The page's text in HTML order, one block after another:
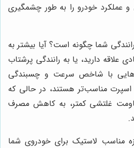
عملکرد خودرو را به طور چشمگیری
شما چگونه است؟ آیا بیشتر به
علاقه دارید، یا به رانندگی پرشتاب
با شاخص سرعت و چسبندگی
اسپرت مناسب‌تر هستند، در حالی که
غلتشی کمتر، به کاهش مصرف
مناسب لاستیک برای خودروی شما